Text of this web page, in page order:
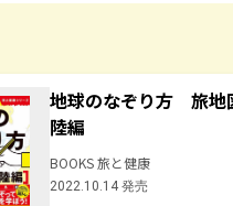
地球のなぞり方 旅
陸編
BOOKS 旅と健康
2022.10.14 発売